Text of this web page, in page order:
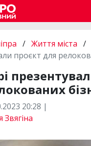
/ Життя міста /
проєкт для
20:28 |
Звягіна